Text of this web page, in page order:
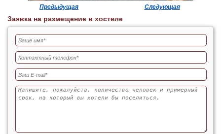
Предыдущая Следующая
Заявка на размещение в хостеле